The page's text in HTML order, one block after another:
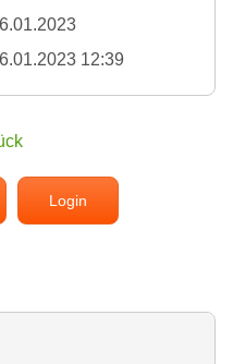
12:39
Login